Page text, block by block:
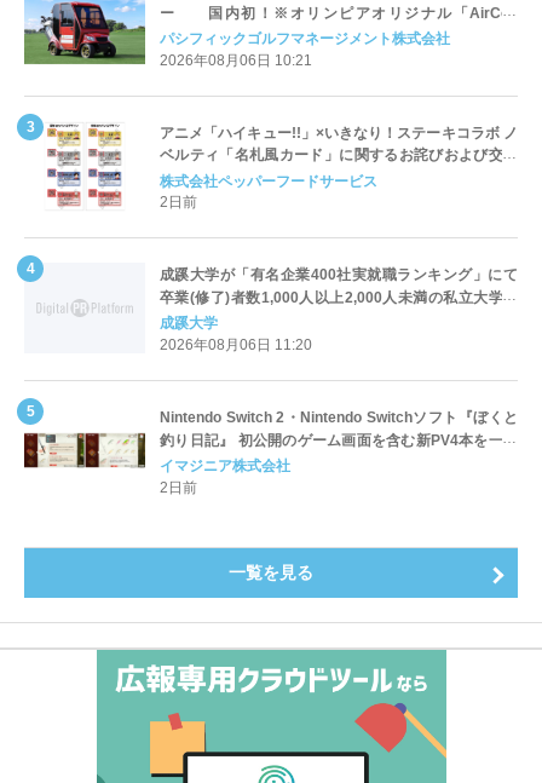
ー 国内初！※オリンピアオリジナル「AirCon
Cart（エアコンカート）」導入 | ＰＧＭ
パシフィックゴルフマネージメント株式会社
2026年08月06日 10:21
アニメ「ハイキュー!!」×いきなり！ステーキコラボ ノ
ベルティ「名札風カード」に関するお詫びおよび交換
対応についてのご案内
株式会社ペッパーフードサービス
2日前
成蹊大学が「有名企業400社実就職ランキング」にて
卒業(修了)者数1,000人以上2,000人未満の私立大学で
全国第1位を獲得！～実就職率は26.5%（前年比＋
4.3pt）に伸長、東京の私立大学でも10位にランクイン
成蹊大学
2026年08月06日 11:20
Nintendo Switch 2・Nintendo Switchソフト『ぼくと
釣り日記』 初公開のゲーム画面を含む新PV4本を一挙
公開！
イマジニア株式会社
2日前
一覧を見る